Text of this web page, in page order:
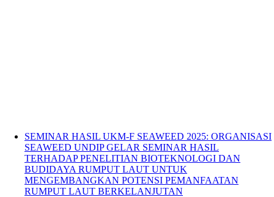
SEMINAR HASIL UKM-F SEAWEED 2025: ORGANISASI
SEAWEED UNDIP GELAR SEMINAR HASIL
TERHADAP PENELITIAN BIOTEKNOLOGI DAN
BUDIDAYA RUMPUT LAUT UNTUK
MENGEMBANGKAN POTENSI PEMANFAATAN
RUMPUT LAUT BERKELANJUTAN